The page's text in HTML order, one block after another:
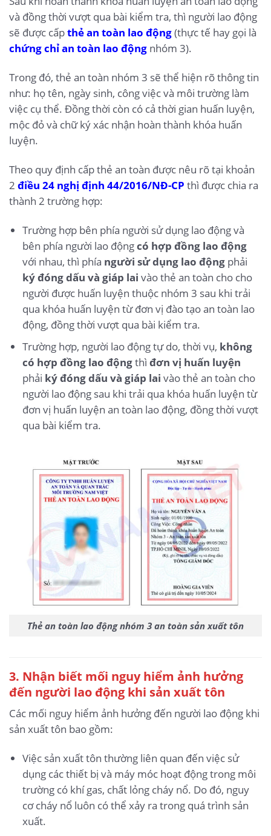
và đồng thời vượt qua bài kiểm tra, thì người lao động
sẽ được cấpthẻ an toàn lao động(thực tế hay gọi là
chứng chỉ an toàn lao động nhóm 3).
Trong đó, thẻ an toàn nhóm 3 sẽ thể hiện rõ thông tin
như: họ tên, ngày sinh, công việc và môi trường làm
việc cụ thể. Đồng thời còn có cả thời gian huấn luyện,
mộc đỏ và chữ ký xác nhận hoàn thành khóa huấn
luyện.
Theo quy định cấp thẻ an toàn được nêu rõ tại khoản
2 điều 24 nghị định 44/2016/NĐ-CP thì được chia ra
thành 2 trường hợp:
Trường hợp bên phía người sử dụng lao động và
bên phía người lao độngcó hợp đồng lao động
với nhau, thì phía người sử dụng lao độngphải
ký đóng dấu và giáp lai vào thẻ an toàn cho cho
người được huấn luyện thuộc nhóm 3 sau khi trải
qua khóa huấn luyện từ đơn vị đào tạo an toàn lao
động, đồng thời vượt qua bài kiểm tra.
Trường hợp, người lao động tự do, thời vụ, không
có hợp đồng lao độngthì đơn vị huấn luyện
phải ký đóng dấu và giáp lai vào thẻ an toàn cho
người lao động sau khi trải qua khóa huấn luyện từ
đơn vị huấn luyện an toàn lao động, đồng thời vượt
qua bài kiểm tra.
Thẻ an toàn lao động nhóm 3 an toàn sản xuất tôn
3. Nhận biết mối nguy hiểm ảnh hưởng
đến người lao động khi sản xuất tôn
Các mối nguy hiểm ảnh hưởng đến người lao động khi
sản xuất tôn bao gồm:
Việc sản xuất tôn thường liên quan đến việc sử
dụng các thiết bị và máy móc hoạt động trong môi
trường có khí gas, chất lỏng cháy nổ. Do đó, nguy
cơ cháy nổ luôn có thể xảy ra trong quá trình sản
xuất.